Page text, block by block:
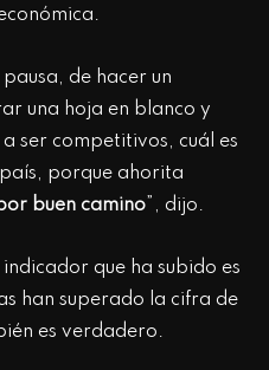
pausa, de hacer un
una hoja en blanco y
ser competitivos, cuál es
porque ahorita
buen camino ”, dijo.
que ha subido es
han superado la cifra de
es verdadero.